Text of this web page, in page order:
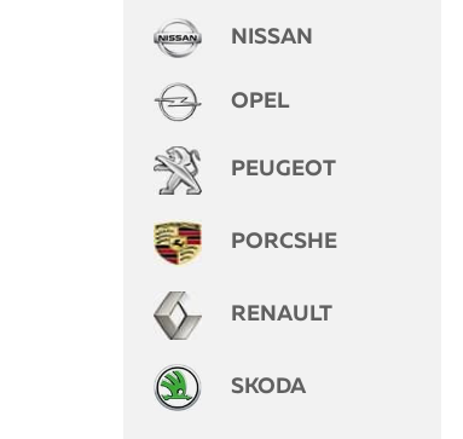
NISSAN
OPEL
PEUGEOT
PORCSHE
RENAULT
SKODA